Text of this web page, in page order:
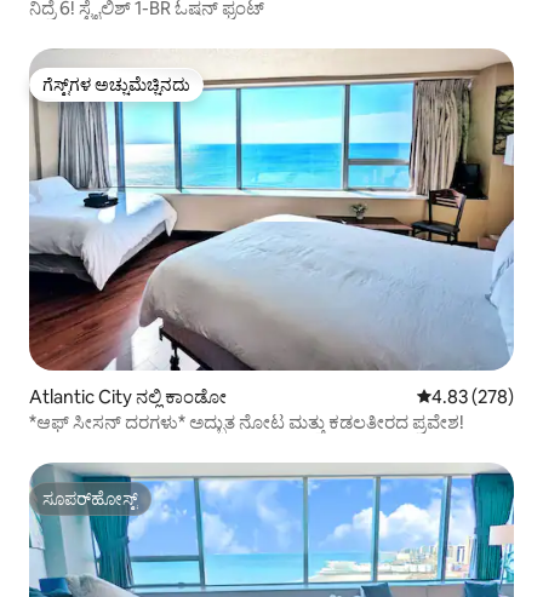
ನಿದ್ರೆ 6! ಸ್ಟೈಲಿಶ್ 1-BR ಓಷನ್ ಫ್ರಂಟ್
ಗೆಸ್ಟ್‌ಗಳ ಅಚ್ಚುಮೆಚ್ಚಿನದು
ಗೆಸ್ಟ್‌ಗಳ ಅಚ್ಚುಮೆಚ್ಚಿನದು
Atlantic City ನಲ್ಲಿ ಕಾಂಡೋ 5 ರಲ್ಲಿ 4.83
4.83 (278)
*ಆಫ್ ಸೀಸನ್ ದರಗಳು* ಅದ್ಭುತ ನೋಟ ಮತ್ತು ಕಡಲತೀರದ ಪ್ರವೇಶ!
ಸೂಪರ್‌ಹೋಸ್ಟ್
ಸೂಪರ್‌ಹೋಸ್ಟ್